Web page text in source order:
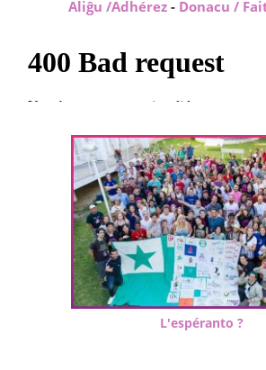
Aliĝu /Adhérez - Donacu /
L'espéranto ?